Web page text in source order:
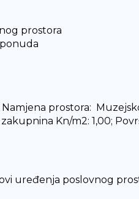
prostora
prostora:
Kn/m2: 1,00;
uređenja poslovnog